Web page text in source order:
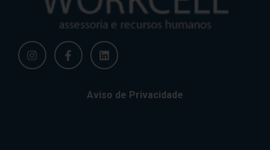
Aviso de Privacidade